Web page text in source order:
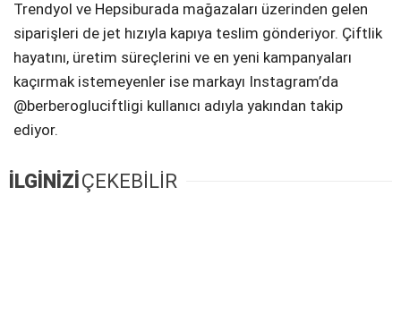
Trendyol ve Hepsiburada mağazaları üzerinden gelen
siparişleri de jet hızıyla kapıya teslim gönderiyor. Çiftlik
hayatını, üretim süreçlerini ve en yeni kampanyaları
kaçırmak istemeyenler ise markayı Instagram’da
@berberogluciftligi kullanıcı adıyla yakından takip
ediyor.
İLGİNİZİÇEKEBİLİR